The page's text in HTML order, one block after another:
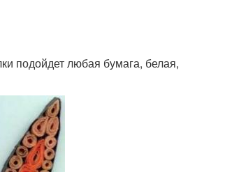
подойдет любая бумага, белая,